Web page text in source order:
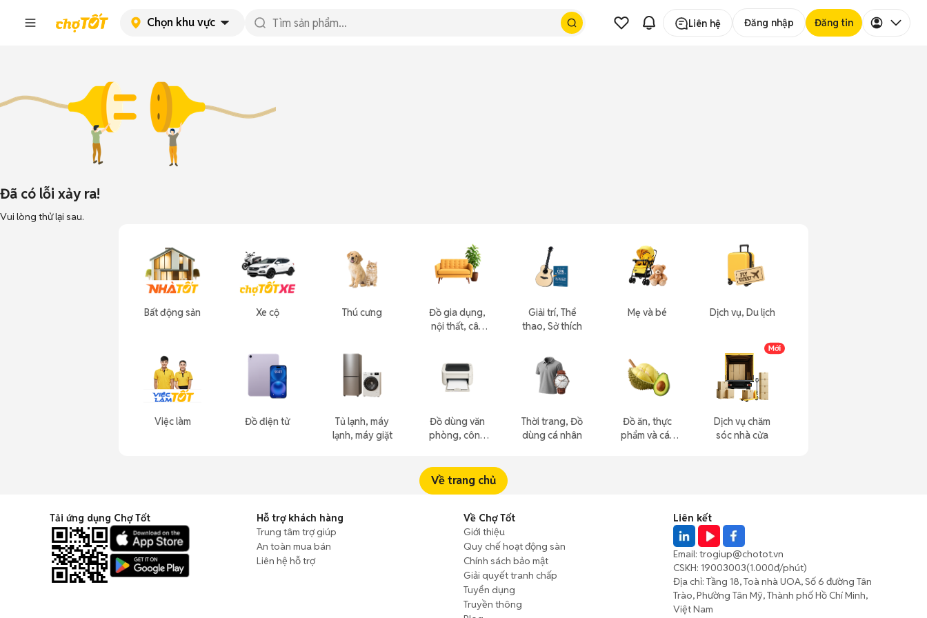
Chọn khu vực Liên hệ Đăng nhập Đăng tin
Đã có lỗi xảy ra!
Vui lòng thử lại sau.
Bất động sản
Việc làm
Xe cộ
Đồ điện tử
Thú cưng
Tủ lạnh, máy
lạnh, máy giặt
Đồ gia dụng,
nội thất, cây
Đồ dùng văn
phòng, công
Giải trí, Thể
thao, Sở thích
Thời trang, Đồ
dùng cá nhân
Mẹ và bé
Đồ ăn, thực
phẩm và các
Dịch vụ, Du lịch
Dịch vụ chăm
sóc nhà cửa
Về trang chủ
Tải ứng dụng Chợ Tốt
Hỗ trợ khách hàng
Trung tâm trợ giúp
An toàn mua bán
Liên hệ hỗ trợ
Về Chợ Tốt
Giới thiệu
Quy chế hoạt động sàn
Chính sách bảo mật
Giải quyết tranh chấp
Tuyển dụng
Truyền thông
Liên kết
Email: trogiup@chotot.vn
CSKH: 19003003(1.000đ/phút)
Địa chỉ: Tầng 18, Toà nhà UOA, Số 6 đường Tân
Trào, Phường Tân Mỹ, Thành phố Hồ Chí Minh,
Việt Nam